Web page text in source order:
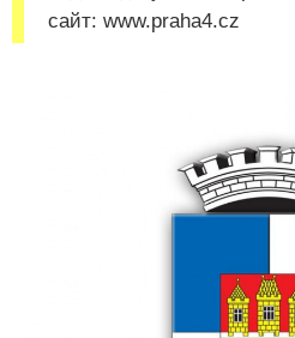
сайт: www.praha4.cz